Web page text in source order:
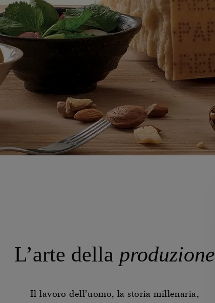
L’arte della produzione
Il lavoro dell’uomo, la storia millenaria,